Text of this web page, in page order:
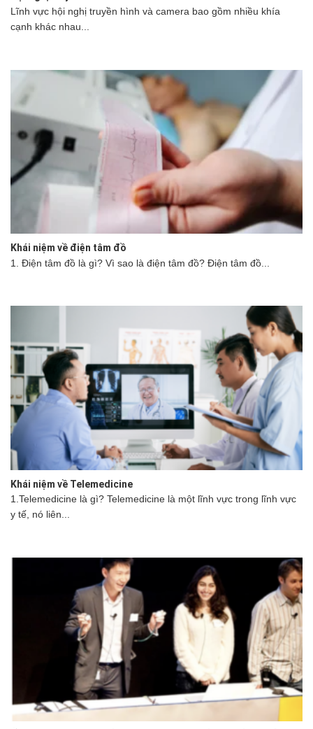
Lĩnh vực hội nghị truyền hình và camera bao gồm nhiều khía
cạnh khác nhau...
Khái niệm về điện tâm đồ
1. Điện tâm đồ là gì? Vì sao là điện tâm đồ? Điện tâm đồ...
Khái niệm về Telemedicine
1.Telemedicine là gì? Telemedicine là một lĩnh vực trong lĩnh vực
y tế, nó liên...